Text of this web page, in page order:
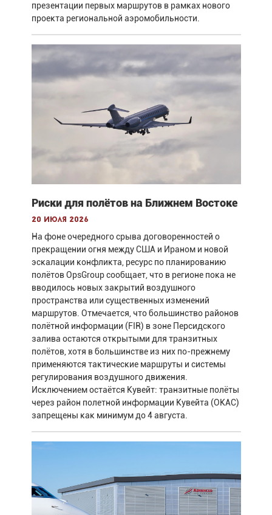
презентации первых маршрутов в рамках нового
проекта региональной аэромобильности.
Риски для полётов на Ближнем Востоке
20 июля 2026
На фоне очередного срыва договоренностей о
прекращении огня между США и Ираном и новой
эскалации конфликта, ресурс по планированию
полётов OpsGroup сообщает, что в регионе пока не
вводилось новых закрытий воздушного
пространства или существенных изменений
маршрутов. Отмечается, что большинство районов
полётной информации (FIR) в зоне Персидского
залива остаются открытыми для транзитных
полётов, хотя в большинстве из них по-прежнему
применяются тактические маршруты и системы
регулирования воздушного движения.
Исключением остаётся Кувейт: транзитные полёты
через район полетной информации Кувейта (OKAC)
запрещены как минимум до 4 августа.